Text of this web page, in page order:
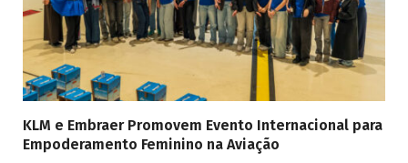
KLM e Embraer Promovem Evento Internacional para
Empoderamento Feminino na Aviação